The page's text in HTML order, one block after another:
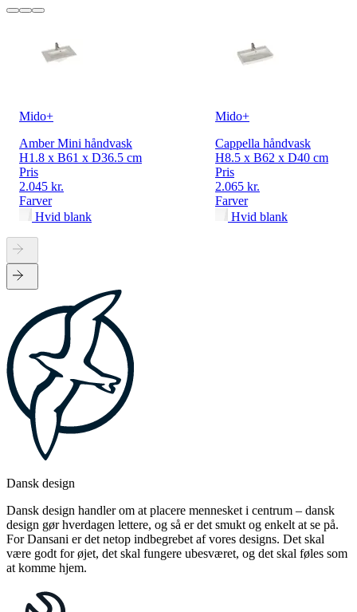
Mido+
Amber Mini håndvask
H1.8 x B61 x D36.5 cm
Pris
2.045 kr.
Farver
Hvid blank
Mido+
Cappella håndvask
H8.5 x B62 x D40 cm
Pris
2.065 kr.
Farver
Hvid blank
Dansk design
Dansk design handler om at placere mennesket i centrum – dansk
design gør hverdagen lettere, og så er det smukt og enkelt at se på.
For Dansani er det netop indbegrebet af vores designs. Det skal
være godt for øjet, det skal fungere ubesværet, og det skal føles som
at komme hjem.